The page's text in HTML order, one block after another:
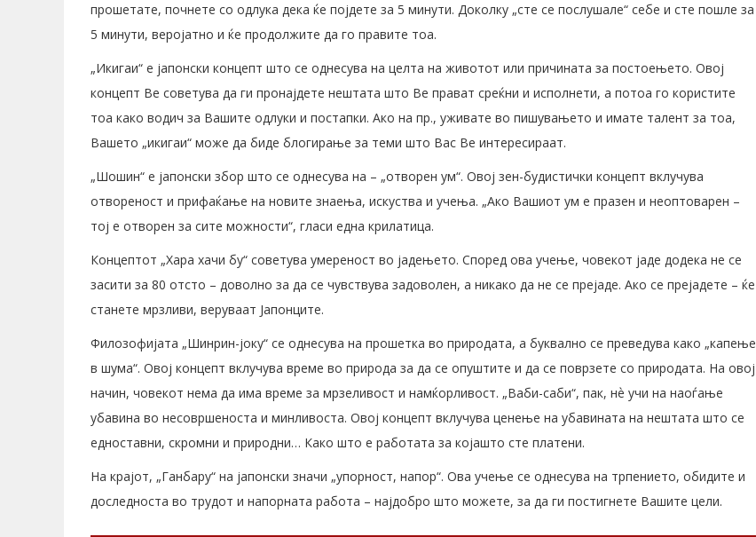
прошетате, почнете со одлука дека ќе појдете за 5 минути. Доколку „сте се послушале“ себе и сте пошле за
5 минути, веројатно и ќе продолжите да го правите тоа.
„Икигаи“ е јапонски концепт што се однесува на целта на животот или причината за постоењето. Овој
концепт Ве советува да ги пронајдете нештата што Ве прават среќни и исполнети, а потоа го користите
тоа како водич за Вашите одлуки и постапки. Ако на пр., уживате во пишувањето и имате талент за тоа,
Вашето „икигаи“ може да биде блогирање за теми што Вас Ве интересираат.
„Шошин“ е јапонски збор што се однесува на – „отворен ум“. Овој зен-будистички концепт вклучува
отвореност и прифаќање на новите знаења, искуства и учења. „Ако Вашиот ум е празен и неоптоварен –
тој е отворен за сите можности“, гласи една крилатица.
Концептот „Хара хачи бу“ советува умереност во јадењето. Според ова учење, човекот јаде додека не се
засити за 80 отсто – доволно за да се чувствува задоволен, а никако да не се прејаде. Ако се прејадете – ќе
станете мрзливи, веруваат Јапонците.
Филозофијата „Шинрин-јоку“ се однесува на прошетка во природата, а буквално се преведува како „капење
в шума“. Овој концепт вклучува време во природа за да се опуштите и да се поврзете со природата. На овој
начин, човекот нема да има време за мрзеливост и намќорливост. „Ваби-саби“, пак, нѐ учи на наоѓање
убавина во несовршеноста и минливоста. Овој концепт вклучува ценење на убавината на нештата што се
едноставни, скромни и природни… Како што е работата за којашто сте платени.
На крајот, „Ганбару“ на јапонски значи „упорност, напор“. Ова учење се однесува на трпението, обидите и
доследноста во трудот и напорната работа – најдобро што можете, за да ги постигнете Вашите цели.